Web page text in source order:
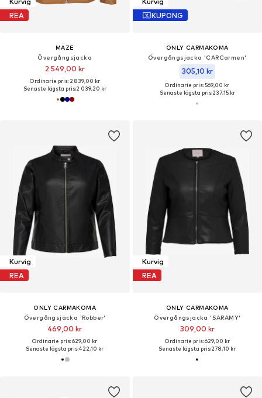
REA
MAZE
Övergångsjacka
2 549,00 kr
Ordinarie pris: 2 839,00 kr
Senaste lägsta pris:2 039,20 kr
KUPONG
ONLY CARMAKOMA
Övergångsjacka 'CARCarmen'
305,10 kr
Ordinarie pris: 569,00 kr
Senaste lägsta pris:237,15 kr
Kurvig
REA
ONLY CARMAKOMA
Övergångsjacka 'Robber'
469,00 kr
Ordinarie pris: 629,00 kr
Senaste lägsta pris:422,10 kr
Kurvig
REA
ONLY CARMAKOMA
Övergångsjacka 'SARAMY'
309,00 kr
Ordinarie pris: 629,00 kr
Senaste lägsta pris:278,10 kr